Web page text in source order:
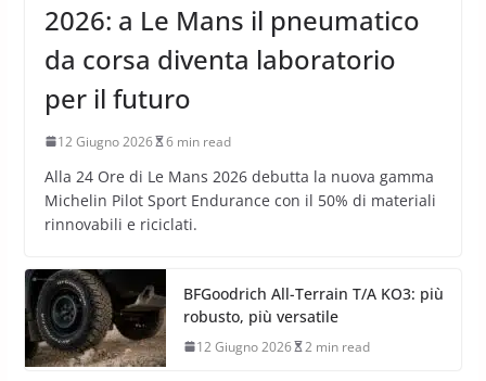
2026: a Le Mans il pneumatico
da corsa diventa laboratorio
per il futuro
12 Giugno 2026 6 min read
Alla 24 Ore di Le Mans 2026 debutta la nuova gamma
Michelin Pilot Sport Endurance con il 50% di materiali
rinnovabili e riciclati.
BFGoodrich All-Terrain T/A KO3: più
robusto, più versatile
12 Giugno 2026 2 min read